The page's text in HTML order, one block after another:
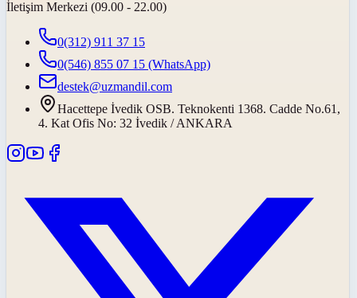
İletişim Merkezi (09.00 - 22.00)
0(312) 911 37 15
0(546) 855 07 15 (WhatsApp)
destek@uzmandil.com
Hacettepe İvedik OSB. Teknokenti 1368. Cadde No.61,
4. Kat Ofis No: 32 İvedik / ANKARA